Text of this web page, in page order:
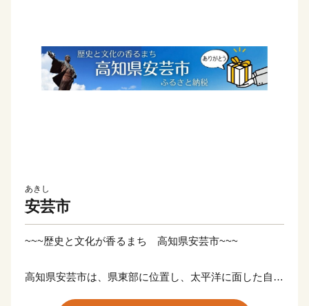
あきし
安芸市
~~~歴史と文化が香るまち 高知県安芸市~~~
高知県安芸市は、県東部に位置し、太平洋に面した自然